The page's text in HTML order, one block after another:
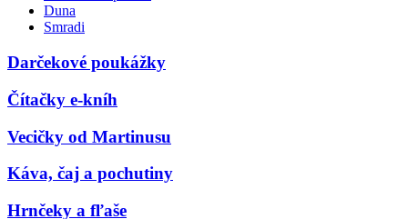
Duna
Smradi
Darčekové poukážky
Čítačky e-kníh
Vecičky od Martinusu
Káva, čaj a pochutiny
Hrnčeky a fľaše